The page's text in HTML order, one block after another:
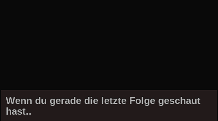
Wenn du gerade die letzte Folge geschaut
hast..